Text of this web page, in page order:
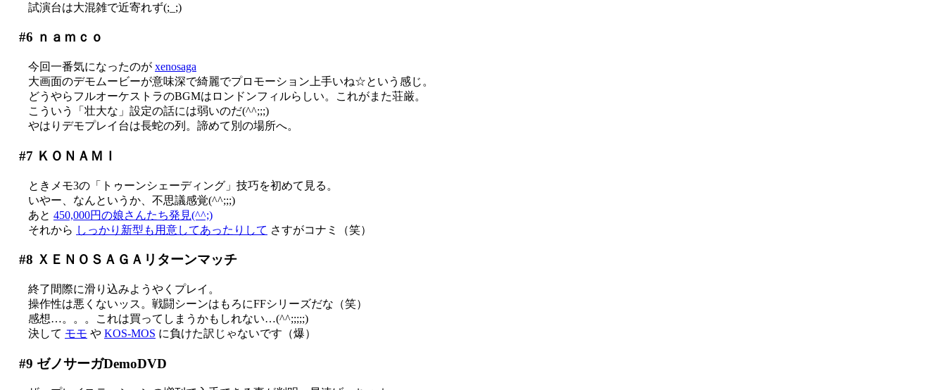
試演台は大混雑で近寄れず(;_;)
#6 ｎａｍｃｏ
今回一番気になったのが xenosaga
大画面のデモムービーが意味深で綺麗でプロモーション上手いね☆という感じ。
どうやらフルオーケストラのBGMはロンドンフィルらしい。これがまた荘厳。
こういう「壮大な」設定の話には弱いのだ(^^;;;)
やはりデモプレイ台は長蛇の列。諦めて別の場所へ。
#7 ＫＯＮＡＭＩ
ときメモ3の「トゥーンシェーディング」技巧を初めて見る。
いやー、なんというか、不思議感覚(^^;;;)
あと 450,000円の娘さんたち発見(^^;)
それから しっかり新型も用意してあったりして さすがコナミ（笑）
#8 ＸＥＮＯＳＡＧＡリターンマッチ
終了間際に滑り込みようやくプレイ。
操作性は悪くないッス。戦闘シーンはもろにFFシリーズだな（笑）
感想…。。。これは買ってしまうかもしれない…(^^;;;;;)
決して モモ や KOS-MOS に負けた訳じゃないです（爆）
#9 ゼノサーガDemoDVD